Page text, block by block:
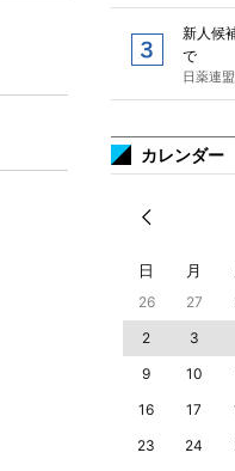
新人候
で
日薬連
カレンダー
日 月
26 27
2
3
9
10
16
17
23
24